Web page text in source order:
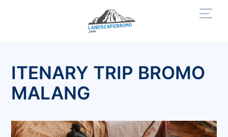
ITENARY TRIP BROMO
MALANG